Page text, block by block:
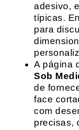
adesivo,
típicas.
para
A página
Sob
de
face
com
precisas,